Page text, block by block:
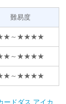
難易度
～★★★★
～★★★★
～★★★★
ードダス アイカ